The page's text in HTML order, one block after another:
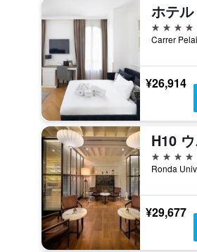
4つ星
¥26,914
4つ星
¥29,677